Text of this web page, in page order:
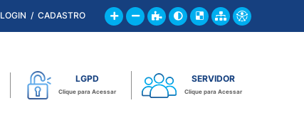
LOGIN / CADASTRO
LGPD
Clique para Acessar
SERVIDOR
Clique para Acessar